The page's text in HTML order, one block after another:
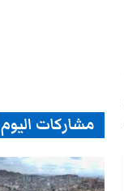
مشاركات اليوم